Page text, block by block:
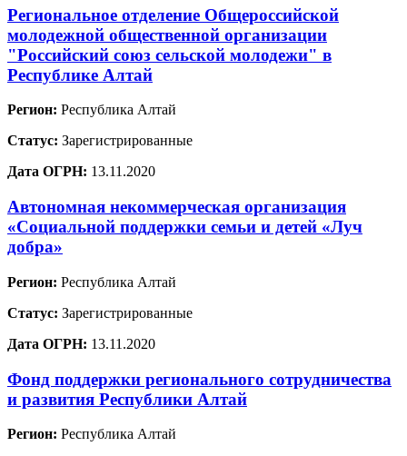
Региональное отделение Общероссийской
молодежной общественной организации
"Российский союз сельской молодежи" в
Республике Алтай
Регион: Республика Алтай
Статус: Зарегистрированные
Дата ОГРН: 13.11.2020
Автономная некоммерческая организация
«Социальной поддержки семьи и детей «Луч
добра»
Регион: Республика Алтай
Статус: Зарегистрированные
Дата ОГРН: 13.11.2020
Фонд поддержки регионального сотрудничества
и развития Республики Алтай
Регион: Республика Алтай